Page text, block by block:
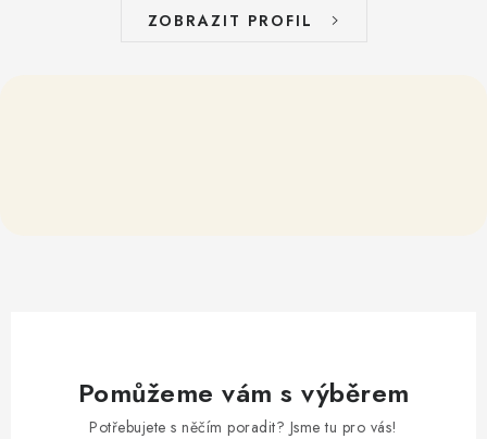
ZOBRAZIT PROFIL
Pomůžeme vám s výběrem
Potřebujete s něčím poradit? Jsme tu pro vás!